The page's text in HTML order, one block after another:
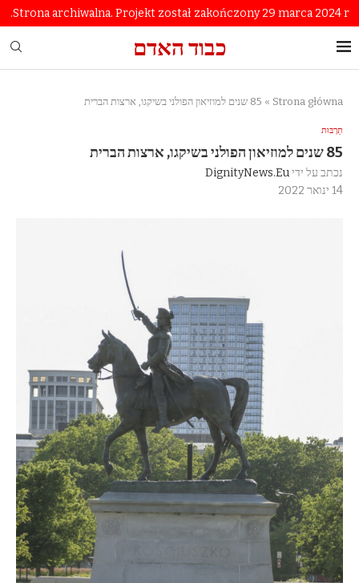
Strona archiwalna. Projekt został zakończony 29 marca 2024 r.
כבוד האדם
Strona główna
» 85 שנים למוזיאון הפולני בשיקגו, ארצות הברית
תַרְבּוּת
85 שנים למוזיאון הפולני בשיקגו, ארצות הברית
נכתב על ידיDignityNews.eu
14 ינואר 2022